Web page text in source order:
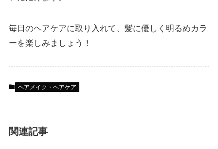
毎日のヘアケアに取り入れて、髪に優しく明るめカラ
ーを楽しみましょう！
ヘアメイク・ヘアケア
関連記事